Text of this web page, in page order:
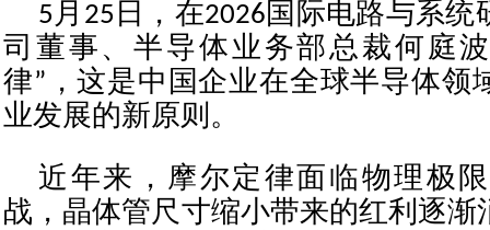
5月25日，在2026国际电路与系统
司董事、半导体业务部总裁何庭
律”，这是中国企业在全球半导体领
业发展的新原则。
近年来，摩尔定律面临物理极
战，晶体管尺寸缩小带来的红利逐渐